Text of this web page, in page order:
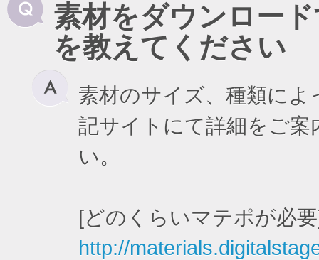
素材をダウンロー
を教えてください
素材のサイズ、種類に
記サイトにて詳細をご
い。
[どのくらいマテポが必
http://